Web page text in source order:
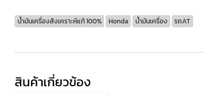
น้ำมันเครื่องสังเคราะห์แท้ 100% Honda น้ำมันเครื่อง รถAT
สินค้าเกี่ยวข้อง